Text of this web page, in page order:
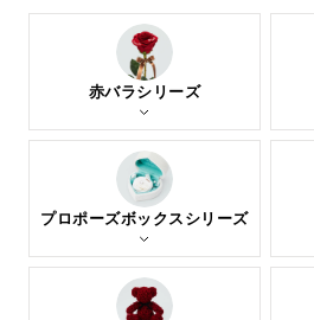
赤バラシリーズ
プロポーズボックスシリーズ